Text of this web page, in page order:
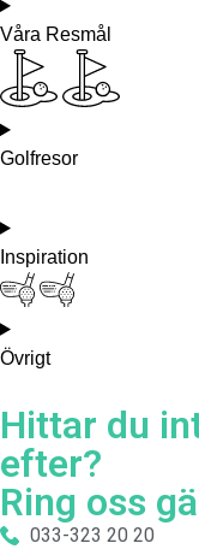
Våra Resmål
Golfresor
Inspiration
Övrigt
Hittar du
efter?
Ring oss
033-323 20 20